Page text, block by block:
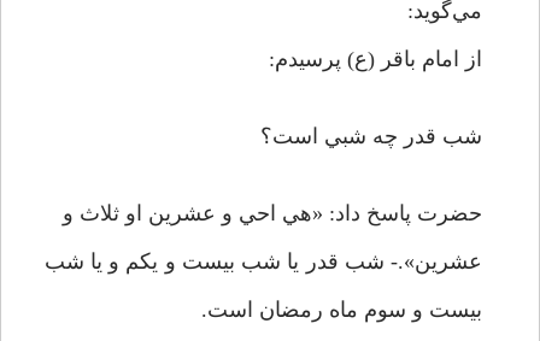
مي‌گويد:
از امام باقر (ع) پرسيدم:
شب قدر چه شبي است؟
حضرت پاسخ داد: «هي احي و عشرين او ثلاث و
عشرين».- شب قدر يا شب بيست و يکم و يا شب
بيست و سوم ماه رمضان است.